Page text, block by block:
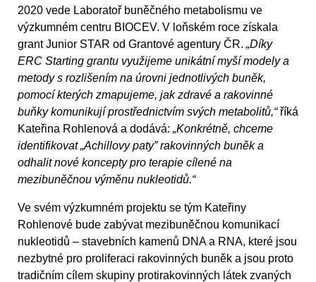
2020 vede Laboratoř buněčného metabolismu ve
výzkumném centru BIOCEV. V loňském roce získala
grant Junior STAR od Grantové agentury ČR. „Díky
ERC Starting grantu využijeme unikátní myší modely a
metody s rozlišením na úrovni jednotlivých buněk,
pomocí kterých zmapujeme, jak zdravé a rakovinné
buňky komunikují prostřednictvím svých metabolitů,“říká
Kateřina Rohlenová a dodává: „Konkrétně, chceme
identifikovat „Achillovy paty” rakovinných buněk a
odhalit nové koncepty pro terapie cílené na
mezibuněčnou výměnu nukleotidů.“
Ve svém výzkumném projektu se tým Kateřiny
Rohlenové bude zabývat mezibuněčnou komunikací
nukleotidů – stavebních kamenů DNA a RNA, které jsou
nezbytné pro proliferaci rakovinných buněk a jsou proto
tradičním cílem skupiny protirakovinných látek zvaných